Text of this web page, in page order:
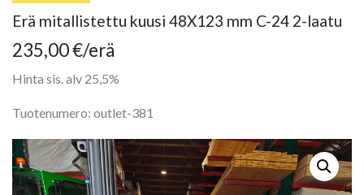
Erä mitallistettu kuusi 48X123 mm C-24 2-laatu
235,00€/erä
Hinta sis. alv 25,5%
Tuotenumero: outlet-381